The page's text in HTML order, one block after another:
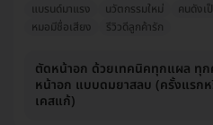
แบรนด์มาแรง
นวัตกรรมใหม่
คนดังเ
หมอมีชื่อเสียง
รีวิวดีลูกค้ารัก
ตัดหน้าอก ด้วยเทคนิคทุกแผล ทุ
หน้าอก แบบดมยาสลบ (ครั้งแรก
เคสแก้)